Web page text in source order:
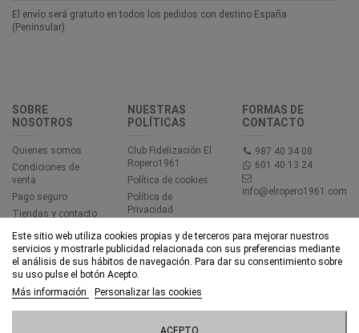
Añadir al carrito
El envío será gratuito en todos los pedidos con destino España
(Peninsular).
SOBRE
NOSOTROS
Quienes somos
Condiciones de
venta
Pago seguro
Tiendas y contacto
NUESTRAS
POLÍTICAS
Club Fidelización El
Ropero1961
Política de cookies
Política de
Privacidad
Accesibilidad
FORMAS DE
CONTACTO
987 40 34 08
601 40 13 24
info@elropero1961.com
Este sitio web utiliza cookies propias y de terceros para mejorar nuestros
servicios y mostrarle publicidad relacionada con sus preferencias mediante
el análisis de sus hábitos de navegación. Para dar su consentimiento sobre
su uso pulse el botón Acepto.
Más información
Personalizar las cookies
ACEPTO
© EL ROPERO 1961 - Todos los derechos reservados - Powered by